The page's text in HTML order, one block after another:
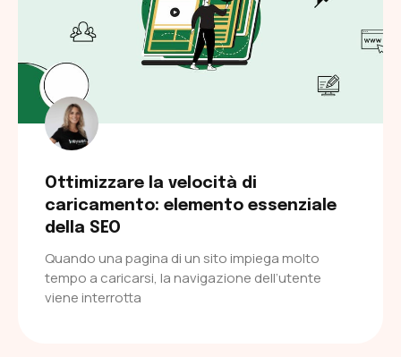
Ottimizzare la velocità di
caricamento: elemento essenziale
della SEO
Quando una pagina di un sito impiega molto
tempo a caricarsi, la navigazione dell’utente
viene interrotta